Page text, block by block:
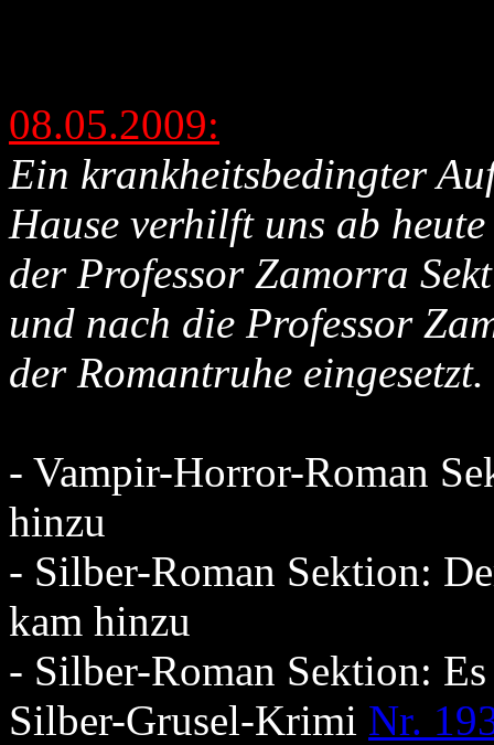
08.05.2009:
Ein krankheitsbedingter
Hause verhilft uns ab
der Professor Zamorra
und nach die Professor
der Romantruhe eingesetzt.
- Vampir-Horror-Roman
hinzu
- Silber-Roman Sektion:
kam hinzu
- Silber-Roman Sektion:
Silber-Grusel-Krimi Nr.